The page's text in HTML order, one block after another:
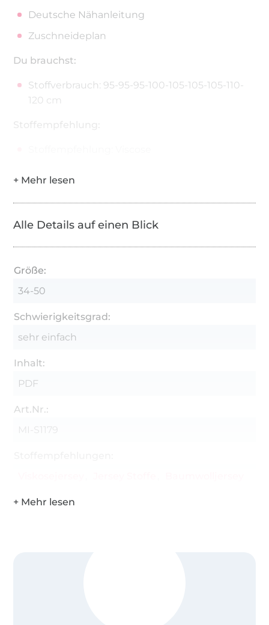
Deutsche Nähanleitung
Zuschneideplan
Du brauchst:
Stoffverbrauch: 95-95-95-100-105-105-105-110-
120 cm
Stoffempfehlung:
Alle Details auf einen Blick
Größe:
34-50
Schwierigkeitsgrad:
sehr einfach
Inhalt:
PDF
Art.Nr.:
MI-S1179